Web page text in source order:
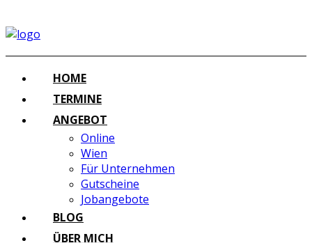
HOME
TERMINE
ANGEBOT
Online
Wien
Für Unternehmen
Gutscheine
Jobangebote
BLOG
ÜBER MICH